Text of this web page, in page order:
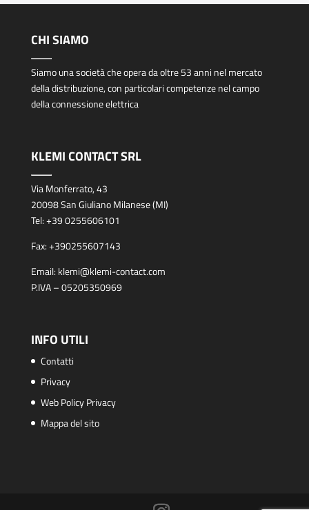
CHI SIAMO
Siamo una società che opera da oltre 53 anni nel mercato
della distribuzione, con particolari competenze nel campo
della connessione elettrica
KLEMI CONTACT SRL
Via Monferrato, 43
20098 San Giuliano Milanese (MI)
Tel:+39 0255606101
Fax:+390255607143
Email: klemi@klemi-contact.com
P.IVA – 05205350969
INFO UTILI
Contatti
Privacy
Web Policy Privacy
Mappa del sito